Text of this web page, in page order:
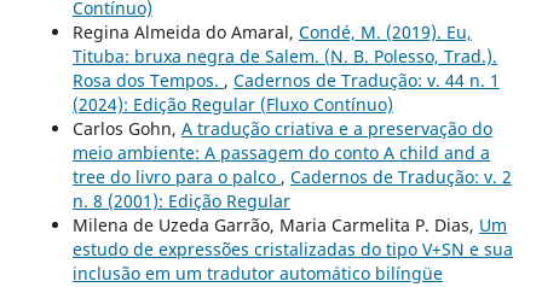
Contínuo)
Regina Almeida do Amaral, Condé, M. (2019). Eu,
Tituba: bruxa negra de Salem. (N. B. Polesso, Trad.).
Rosa dos Tempos. , Cadernos de Tradução: v. 44 n. 1
(2024): Edição Regular (Fluxo Contínuo)
Carlos Gohn, A tradução criativa e a preservação do
meio ambiente: A passagem do conto A child and a
tree do livro para o palco , Cadernos de Tradução: v. 2
n. 8 (2001): Edição Regular
Milena de Uzeda Garrão, Maria Carmelita P. Dias, Um
estudo de expressões cristalizadas do tipo V+SN e sua
inclusão em um tradutor automático bilíngüe